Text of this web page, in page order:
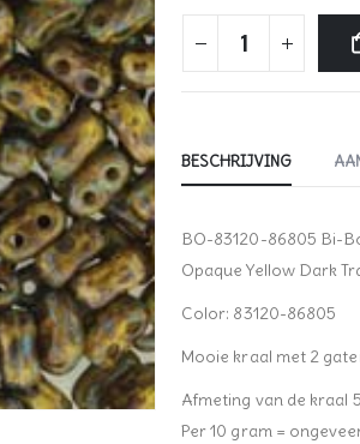
BESCHRIJVING
BO-83120-86805 Bi-
Opaque Yellow Dark
Color: 83120-86805
Mooie kraal met 2
Afmeting van de kraal
Per 10 gram =